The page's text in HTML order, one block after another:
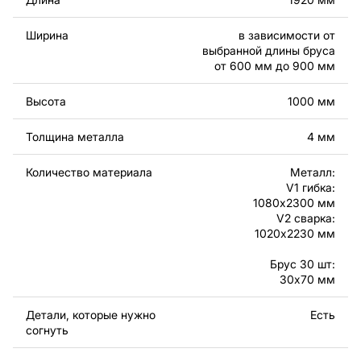
приваривать. То есть первый вариант имеет только
конструкция полностью разборная, что упрощает
Используя файлы, листовой металл и оборудование
для резки, вы сможете изготовить прекрасное
изделие самостоятельно. Чертежи созданы с учетом
современного дизайна и легкости сборки, чтобы вы
могли наслаждаться процессом работы над вашим
Вы можете использовать файлы для создания
готовых изделий как для личного, так и для
коммерческого использования, включая продажу
готовых изделий, изготовленных по этим чертежам.
Подчеркиваем, что перепродажа и распространение
этих оригинальных или отредактированных файлов
запрещены.
Ширина
в зависимости от
выбранной длины бруса
от 600 мм до 900 мм
Высота 1000 мм
Толщина металла 4 мм
Количество материала
Металл:
V1 гибка:
1080x2300 мм
V2 сварка:
1020x2230 мм
Брус 30 шт:
30x70 мм
Детали, которые нужно
согнуть
Есть